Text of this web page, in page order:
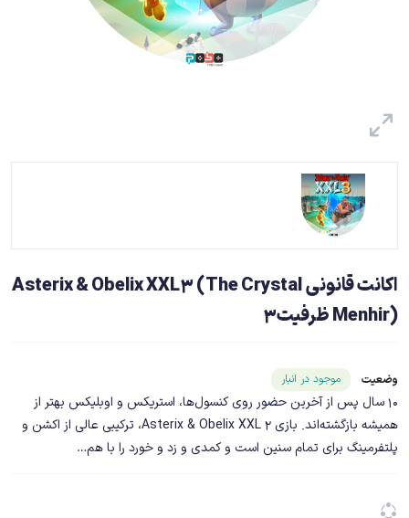
اکانت قانونی Asterix & Obelix XXL3 (The Crystal
Menhir) ظرفیت3
وضعیت موجود در انبارشناسه محصول ۲۰۳۳۸
10 سال پس از آخرین حضور روی کنسول‌ها، استریکس و اوبلیکس بهتر از
همیشه بازگشته‌اند. بازی Asterix & Obelix XXL 2، ترکیبی عالی از اکشن و
پلتفرمینگ برای تمام سنین است و کمدی و زد و خورد را با هم…